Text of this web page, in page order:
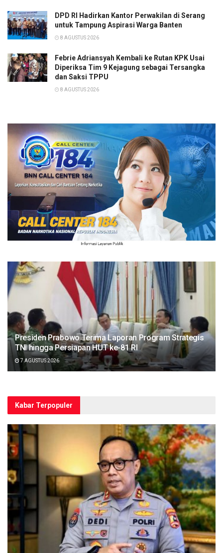
DPD RI Hadirkan Kantor Perwakilan di Serang
untuk Tampung Aspirasi Warga Banten
8 AGUSTUS 2026
Febrie Adriansyah Kembali ke Rutan KPK Usai
Diperiksa Tim 9 Kejagung sebagai Tersangka
dan Saksi TPPU
8 AGUSTUS 2026
Presiden Prabowo Terima Laporan Program Strategis
TNI hingga Persiapan HUT ke-81 RI
7 AGUSTUS 2026
Kabar Terpopuler